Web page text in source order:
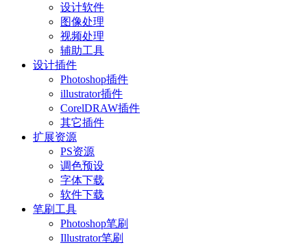
设计软件
图像处理
视频处理
辅助工具
设计插件
Photoshop插件
illustrator插件
CorelDRAW插件
其它插件
扩展资源
PS资源
调色预设
字体下载
软件下载
笔刷工具
Photoshop笔刷
Illustrator笔刷